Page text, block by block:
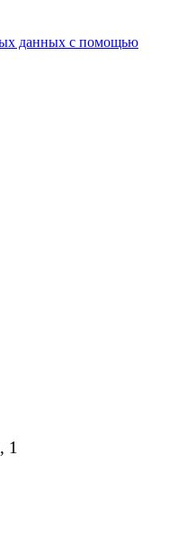
данных с помощью
1